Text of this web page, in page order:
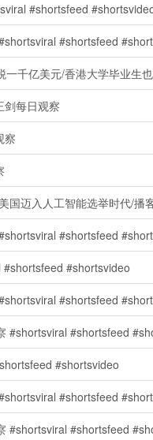
#shortsfeed
#shortsfeed
千亿美元/香港大学毕业生
剑每日观察
察
国迈入人工智能选举时代/播
#shortsfeed
#shortsvideo
#shortsfeed
#shortsviral #shortsfeed
#shortsvideo
#shortsfeed
#shortsviral #shortsfeed